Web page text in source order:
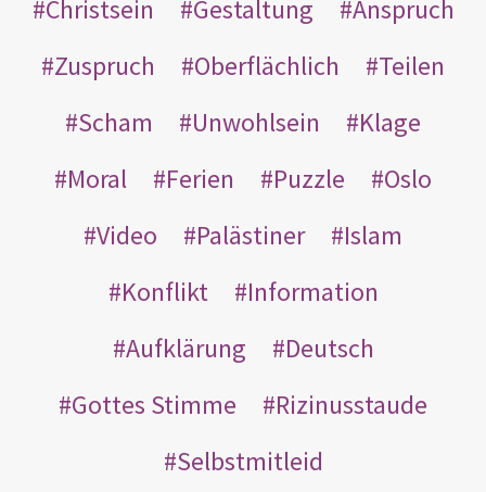
Christsein
Gestaltung
Anspruch
Zuspruch
Oberflächlich
Teilen
Scham
Unwohlsein
Klage
Moral
Ferien Puzzle
Oslo
Video
Palästiner
Islam
Konflikt
Information
Aufklärung
Deutsch
Gottes Stimme
Rizinusstaude
Selbstmitleid